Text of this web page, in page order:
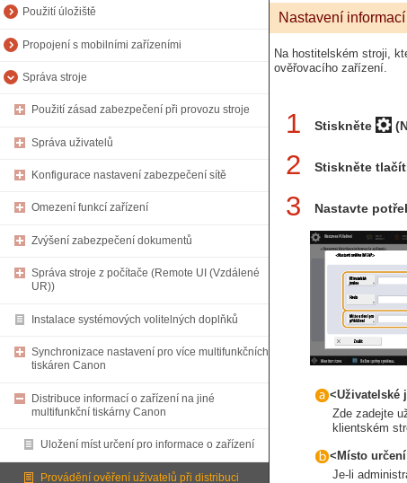
Použití úložiště
Propojení s mobilními zařízeními
Správa stroje
Použití zásad zabezpečení při provozu stroje
Správa uživatelů
Konfigurace nastavení zabezpečení sítě
Omezení funkcí zařízení
Zvýšení zabezpečení dokumentů
Správa stroje z počítače (Remote UI (Vzdálené
UR))
Instalace systémových volitelných doplňků
Synchronizace nastavení pro více multifunkčních
tiskáren Canon
Distribuce informací o zařízení na jiné
multifunkční tiskárny Canon
Uložení míst určení pro informace o zařízení
Provádění ověření uživatelů při distribuci
Nastavení
Na hostitelském stroji,
ověřovacího zařízení.
1 Stiskněte
2 Stiskněte
3 Nastavte
<Uživatelské
Zde zadejte
klientském
<Místo
Je-li